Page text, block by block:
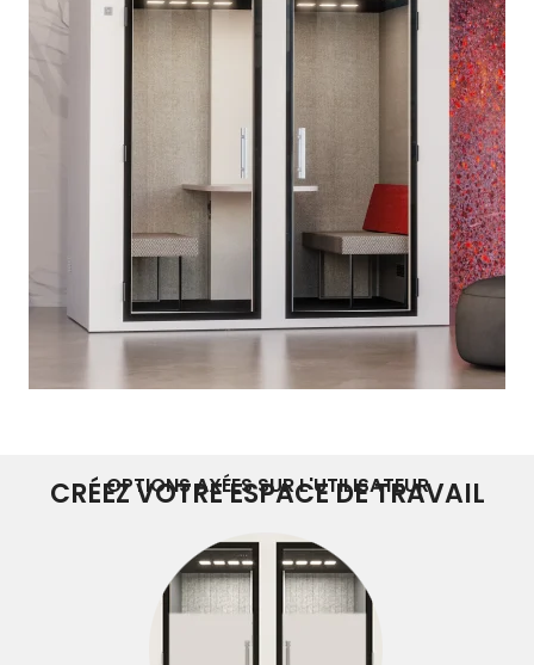
OPTIONS AXÉES SUR L'UTILISATEUR
CRÉEZ VOTRE ESPACE DE TRAVAIL